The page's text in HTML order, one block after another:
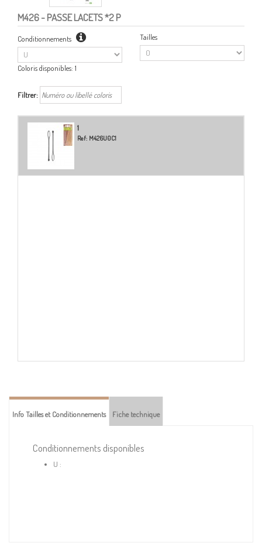
M426- PASSE LACETS *2 P
Conditionnements Tailles
Coloris disponibles: 1
Filtrer:
1
Ref: M426U0C1
Info Tailles et Conditionnements Fiche technique
Conditionnements disponibles
U :